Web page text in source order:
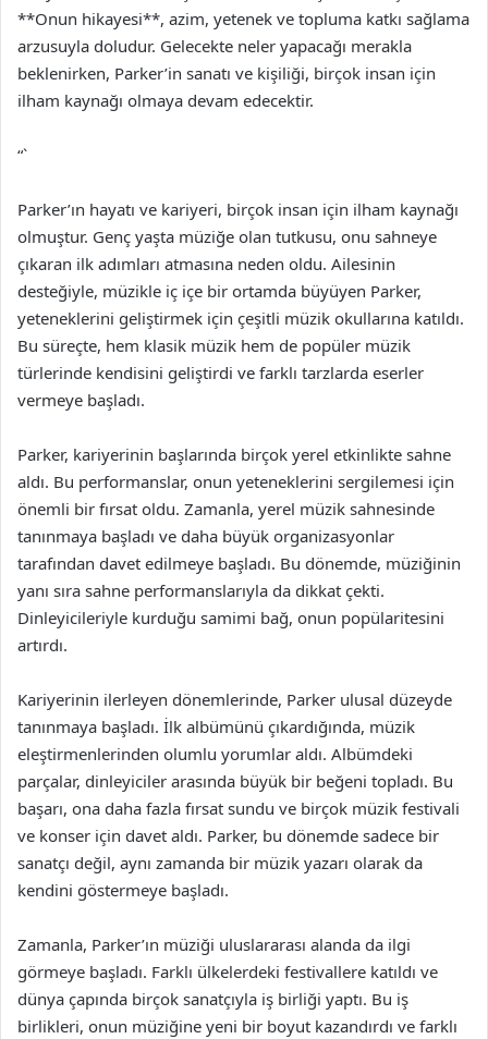
**Onun hikayesi**, azim, yetenek ve topluma katkı sağlama
arzusuyla doludur. Gelecekte neler yapacağı merakla
beklenirken, Parker’in sanatı ve kişiliği, birçok insan için
ilham kaynağı olmaya devam edecektir.
“`
Parker’ın hayatı ve kariyeri, birçok insan için ilham kaynağı
olmuştur. Genç yaşta müziğe olan tutkusu, onu sahneye
çıkaran ilk adımları atmasına neden oldu. Ailesinin
desteğiyle, müzikle iç içe bir ortamda büyüyen Parker,
yeteneklerini geliştirmek için çeşitli müzik okullarına katıldı.
Bu süreçte, hem klasik müzik hem de popüler müzik
türlerinde kendisini geliştirdi ve farklı tarzlarda eserler
vermeye başladı.
Parker, kariyerinin başlarında birçok yerel etkinlikte sahne
aldı. Bu performanslar, onun yeteneklerini sergilemesi için
önemli bir fırsat oldu. Zamanla, yerel müzik sahnesinde
tanınmaya başladı ve daha büyük organizasyonlar
tarafından davet edilmeye başladı. Bu dönemde, müziğinin
yanı sıra sahne performanslarıyla da dikkat çekti.
Dinleyicileriyle kurduğu samimi bağ, onun popülaritesini
artırdı.
Kariyerinin ilerleyen dönemlerinde, Parker ulusal düzeyde
tanınmaya başladı. İlk albümünü çıkardığında, müzik
eleştirmenlerinden olumlu yorumlar aldı. Albümdeki
parçalar, dinleyiciler arasında büyük bir beğeni topladı. Bu
başarı, ona daha fazla fırsat sundu ve birçok müzik festivali
ve konser için davet aldı. Parker, bu dönemde sadece bir
sanatçı değil, aynı zamanda bir müzik yazarı olarak da
kendini göstermeye başladı.
Zamanla, Parker’ın müziği uluslararası alanda da ilgi
görmeye başladı. Farklı ülkelerdeki festivallere katıldı ve
dünya çapında birçok sanatçıyla iş birliği yaptı. Bu iş
birlikleri, onun müziğine yeni bir boyut kazandırdı ve farklı